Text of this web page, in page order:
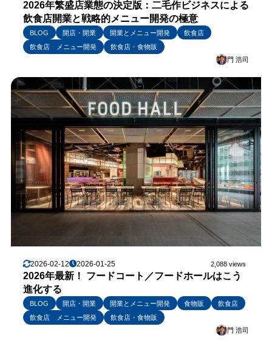
2026年繁盛店業態の決定版：二毛作ビジネスによる
飲食店開業と戦略的メニュー開発の極意
BLOG 開店・開業 開業とメニュー開発
飲食店
飲食店 メニュー開発
飲食店・食物販
門 浩司
2026-02-12 2026-01-25 2,088 views
2026年最新！ フードコート／フードホールはこう
進化する
BLOG 開店・開業 開業とメニュー開発 食物販
飲食店
飲食店 メニュー開発
飲食店・食物販
門 浩司